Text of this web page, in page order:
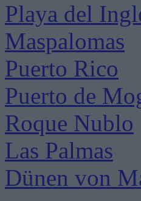
Playa del
Maspalomas
Puerto Rico
Puerto de
Roque Nublo
Las Palmas
Dünen von